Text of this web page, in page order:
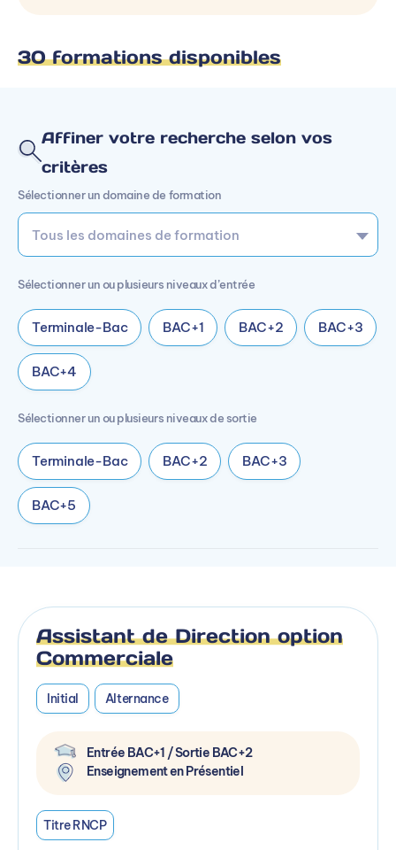
30 formations disponibles
Affiner votre recherche selon vos
critères
Sélectionner un domaine de formation
Sélectionner un ou plusieurs niveaux d’entrée
Terminale-Bac BAC+1 BAC+2 BAC+3
BAC+4
Sélectionner un ou plusieurs niveaux de sortie
Terminale-Bac BAC+2 BAC+3
BAC+5
Assistant de Direction option
Commerciale
Initial Alternance
Entrée BAC+1 / Sortie BAC+2
Enseignement en Présentiel
Titre RNCP